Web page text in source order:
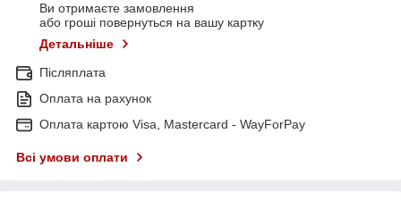
Ви отримаєте замовлення
або гроші повернуться на вашу картку
Детальніше
Післяплата
Оплата на рахунок
Оплата картою Visa, Mastercard - WayForPay
Всі умови оплати